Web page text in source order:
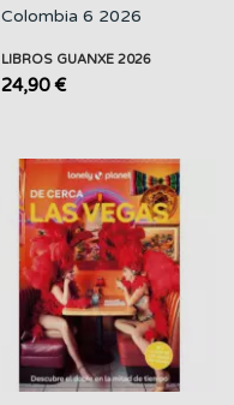
Colombia 6 2026
LIBROS GUANXE 2026
24,90 €